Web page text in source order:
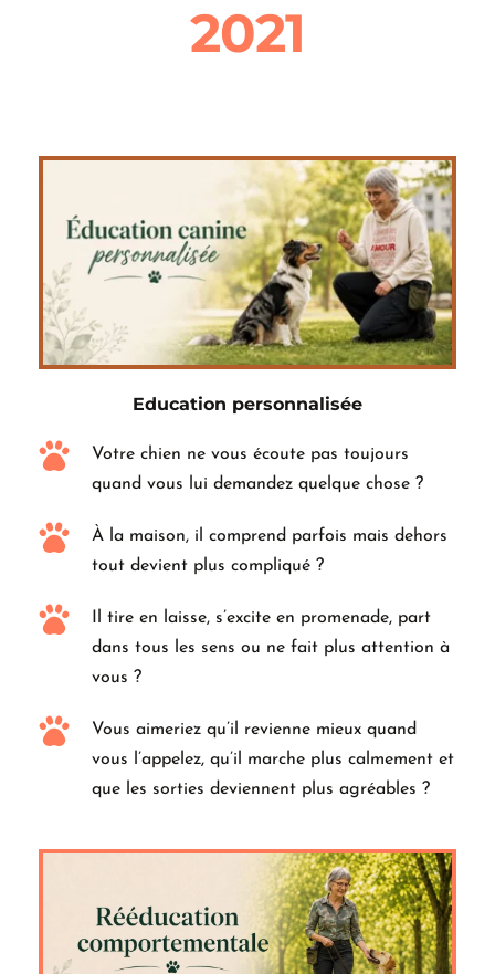
2021
Education personnalisée
Votre chien ne vous écoute pas toujours
quand vous lui demandez quelque chose ?
À la maison, il comprend parfois mais dehors
tout devient plus compliqué ?
Il tire en laisse, s’excite en promenade, part
dans tous les sens ou ne fait plus attention à
vous ?
Vous aimeriez qu’il revienne mieux quand
vous l’appelez, qu’il marche plus calmement et
que les sorties deviennent plus agréables ?